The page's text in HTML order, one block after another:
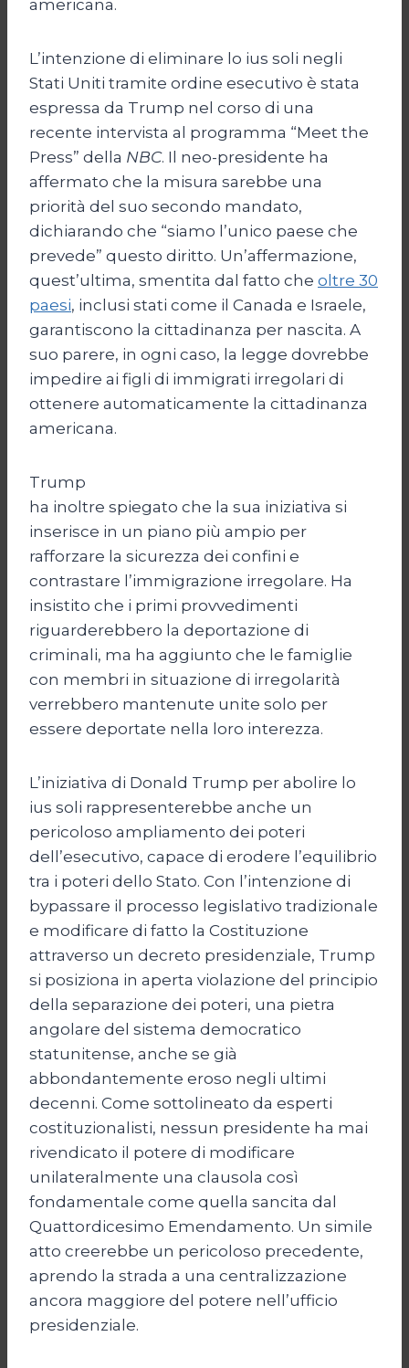
americana.
L’intenzione di eliminare lo ius soli negli
Stati Uniti tramite ordine esecutivo è stata
espressa da Trump nel corso di una
recente intervista al programma “Meet the
Press” della NBC. Il neo-presidente ha
affermato che la misura sarebbe una
priorità del suo secondo mandato,
dichiarando che “siamo l’unico paese che
prevede” questo diritto. Un’affermazione,
quest’ultima, smentita dal fatto che oltre 30
paesi, inclusi stati come il Canada e Israele,
garantiscono la cittadinanza per nascita. A
suo parere, in ogni caso, la legge dovrebbe
impedire ai figli di immigrati irregolari di
ottenere automaticamente la cittadinanza
americana.
Trump
ha inoltre spiegato che la sua iniziativa si
inserisce in un piano più ampio per
rafforzare la sicurezza dei confini e
contrastare l’immigrazione irregolare. Ha
insistito che i primi provvedimenti
riguarderebbero la deportazione di
criminali, ma ha aggiunto che le famiglie
con membri in situazione di irregolarità
verrebbero mantenute unite solo per
essere deportate nella loro interezza.
L’iniziativa di Donald Trump per abolire lo
ius soli rappresenterebbe anche un
pericoloso ampliamento dei poteri
dell’esecutivo, capace di erodere l’equilibrio
tra i poteri dello Stato. Con l’intenzione di
bypassare il processo legislativo tradizionale
e modificare di fatto la Costituzione
attraverso un decreto presidenziale, Trump
si posiziona in aperta violazione del principio
della separazione dei poteri, una pietra
angolare del sistema democratico
statunitense, anche se già
abbondantemente eroso negli ultimi
decenni. Come sottolineato da esperti
costituzionalisti, nessun presidente ha mai
rivendicato il potere di modificare
unilateralmente una clausola così
fondamentale come quella sancita dal
Quattordicesimo Emendamento. Un simile
atto creerebbe un pericoloso precedente,
aprendo la strada a una centralizzazione
ancora maggiore del potere nell’ufficio
presidenziale.